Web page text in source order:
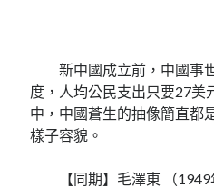
新中國成立前，中國事
度，人均公民支出只要27美
中，中國蒼生的抽像簡直都
樣子容貌。
【同期】毛澤東 （